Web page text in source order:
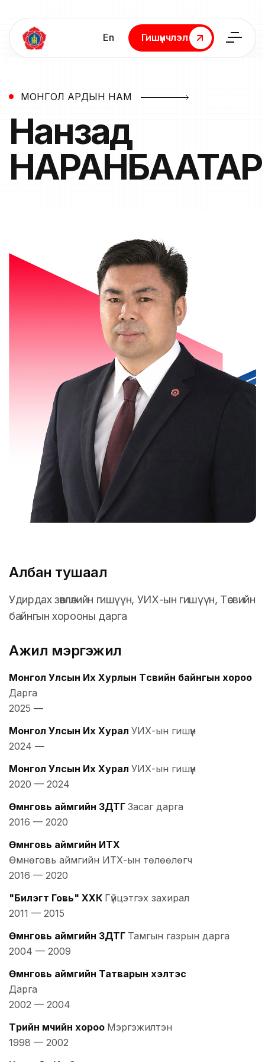
En
Гишүүнчлэл
Гишүүнчлэл
МОНГОЛ АРДЫН НАМ
Нанзад
НАРАНБААТАР
Албан тушаал
Удирдах зөвлөлийн гишүүн, УИХ-ын гишүүн, Төсвийн
байнгын хорооны дарга
Ажил мэргэжил
Монгол Улсын Их Хурлын Төсвийн байнгын хороо
Дарга
2025 —
Монгол Улсын Их Хурал УИХ-ын гишүүн
2024 —
Монгол Улсын Их Хурал УИХ-ын гишүүн
2020 — 2024
Өмнөговь аймгийн ЗДТГ Засаг дарга
2016 — 2020
Өмнөговь аймгийн ИТХ
Өмнөговь аймгийн ИТХ-ын төлөөлөгч
2016 — 2020
"Билэгт Говь" ХХК Гүйцэтгэх захирал
2011 — 2015
Өмнөговь аймгийн ЗДТГ Тамгын газрын дарга
2004 — 2009
Өмнөговь аймгийн Татварын хэлтэс
Дарга
2002 — 2004
Төрийн өмчийн хороо Мэргэжилтэн
1998 — 2002